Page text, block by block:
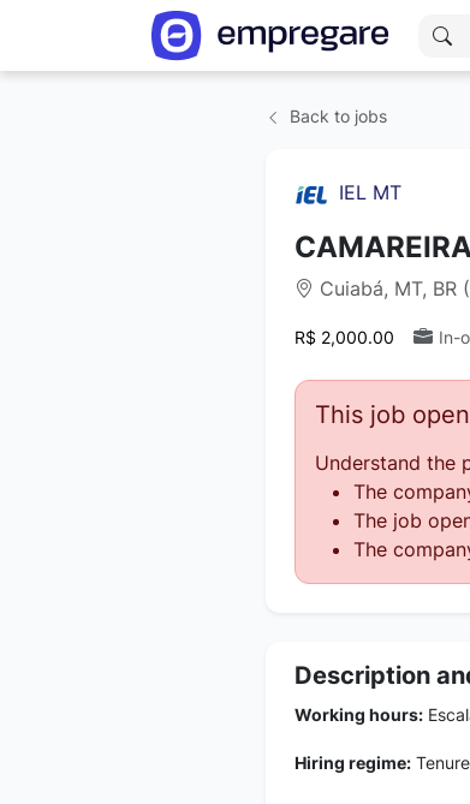
Back to jobs
IEL MT
CAMAREIRA
Cuiabá, MT, BR
R$ 2,000.00 In-
This job
Understand the
The
The job
The
Description
Working hours:
Hiring regime: